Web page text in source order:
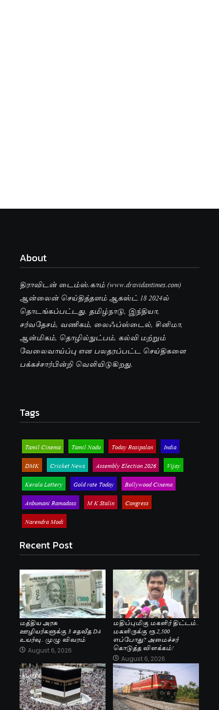
About
திராவிடன் டைம்ஸ்.காம் (www.dravidantimes.com)
ஆன்லைன் செய்தித்தளம் ஆகஸ்ட் 18 2024ல்
தொடங்கப்பட்டது. தமிழ்நாடு, இந்தியா,
சர்வதேசம், வணிகம், லைஃப்ஸ்டைல், சினிமா,
ஆன்மிகம், தொழில்நுட்பம், கல்வி மற்றும்
வேலைவாய்ப்பு என பலதரப்பட்ட செய்திகளை
பக்கச்சார்பின்றி வெளியிடுகிறது.
Tags
Tamil Cinema Tamil Nadu Today Rasipalan
India
DMK
Cricket News Assembly Election 2026
Vijay
Kerala Lottery
Gold rate Today
Bollywood Cinema
Anbumani Ramadoss
M K Stalin
Congress
Narendra Modi
Recent Post
மத்திய அரசு
ஊழியர்களுக்கு 3 சதவீத DA
உயர்வு.. முழு விவரம்
August 6, 2026
மதிப்புமிகு மகளிர் திட்டம்..
மகளிருக்கு ரூ.2,500
எப்போது? அமைச்சர்
கொடுத்த விளக்கம்!
August 6, 2026